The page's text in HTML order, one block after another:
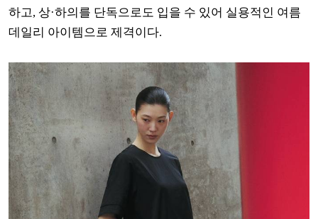
하고, 상·하의를 단독으로도 입을 수 있어 실용적인 여름
데일리 아이템으로 제격이다.